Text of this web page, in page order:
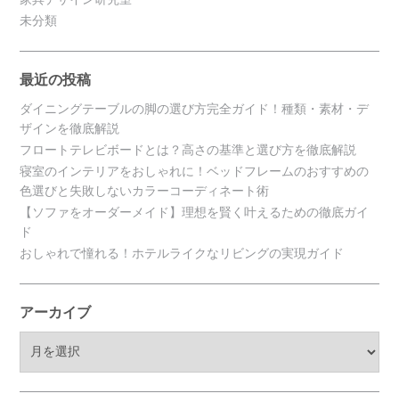
未分類
最近の投稿
ダイニングテーブルの脚の選び方完全ガイド！種類・素材・デ
ザインを徹底解説
フロートテレビボードとは？高さの基準と選び方を徹底解説
寝室のインテリアをおしゃれに！ベッドフレームのおすすめの
色選びと失敗しないカラーコーディネート術
【ソファをオーダーメイド】理想を賢く叶えるための徹底ガイ
ド
おしゃれで憧れる！ホテルライクなリビングの実現ガイド
アーカイブ